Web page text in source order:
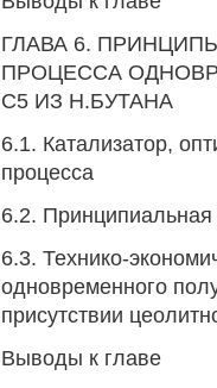
ГЛАВА 6.
ПРОЦЕССА
С5 ИЗ Н.БУТАНА
6.1. Катализатор,
процесса
6.2. Принципиальная
6.3. Технико-
одновременного
присутствии
Выводы к главе